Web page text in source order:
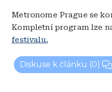
Metronome Prague se
Kompletní program lze
festivalu.
Diskuse k článku (0)